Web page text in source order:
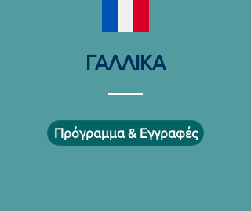
ΓΑΛΛΙΚΑ
Πρόγραμμα & Εγγραφές